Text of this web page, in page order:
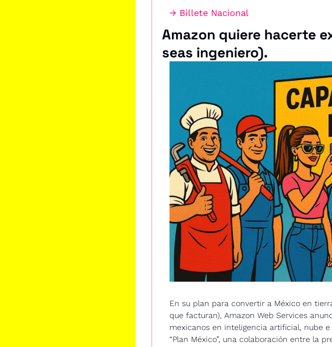
→ Billete Nacional
Amazon quiere hacerte
seas ingeniero).
En su plan para convertir a México en
que facturan), Amazon Web Services
mexicanos en inteligencia artificial, nube
“Plan México”, una colaboración entre la